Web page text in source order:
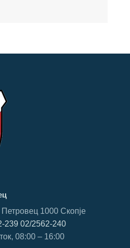
1000 Скопје
239 02/2562-240
08:00 – 16:00